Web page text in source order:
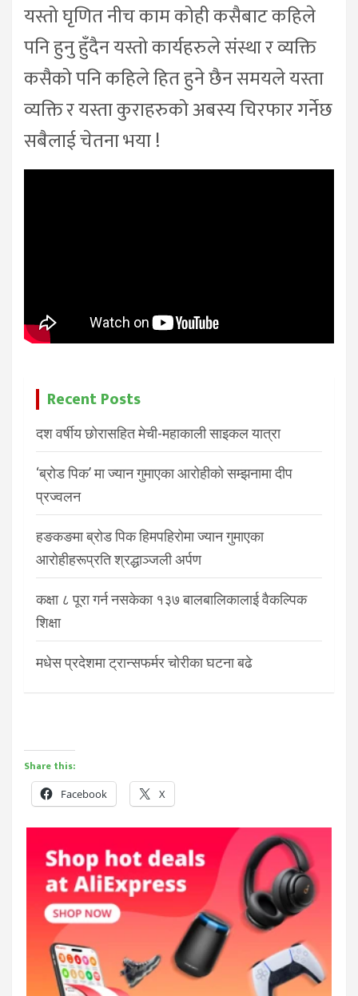
यस्तो घृणित नीच काम कोही कसैबाट कहिले
पनि हुनु हुँदैन यस्तो कार्यहरुले संस्था र व्यक्ति
कसैको पनि कहिले हित हुने छैन समयले यस्ता
व्यक्ति र यस्ता कुराहरुको अबस्य चिरफार गर्नेछ
सबैलाई चेतना भया !
Recent Posts
दश वर्षीय छोरासहित मेची-महाकाली साइकल यात्रा
‘ब्रोड पिक’ मा ज्यान गुमाएका आरोहीको सम्झनामा दीप
प्रज्वलन
हङकङमा ब्रोड पिक हिमपहिरोमा ज्यान गुमाएका
आरोहीहरूप्रति श्रद्धाञ्जली अर्पण
कक्षा ८ पूरा गर्न नसकेका १३७ बालबालिकालाई वैकल्पिक
शिक्षा
मधेस प्रदेशमा ट्रान्सफर्मर चोरीका घटना बढे
Share this:
Facebook X